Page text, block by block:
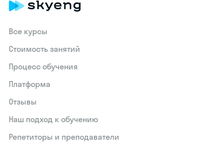
Все курсы
Стоимость занятий
Процесс обучения
Платформа
Отзывы
Наш подход к обучению
Репетиторы и преподаватели